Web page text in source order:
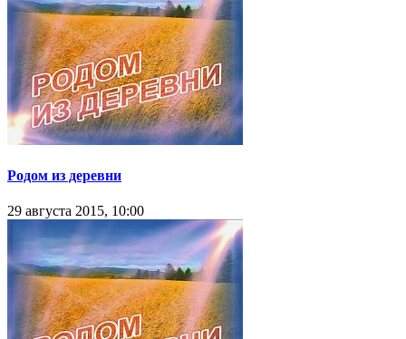
Родом из деревни
29 августа 2015, 10:00